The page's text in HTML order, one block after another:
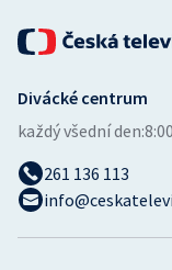
Divácké centrum
každý všední den:
261 136 113